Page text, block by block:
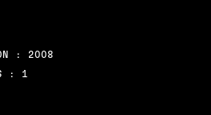
: 2008
: 1